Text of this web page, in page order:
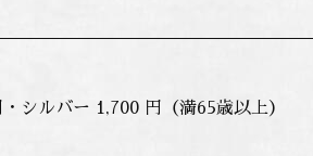
シルバー 1,700 円（満65歳以上）